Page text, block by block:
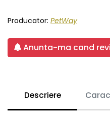
Producator: PetWay
Anunta-ma cand
Descriere